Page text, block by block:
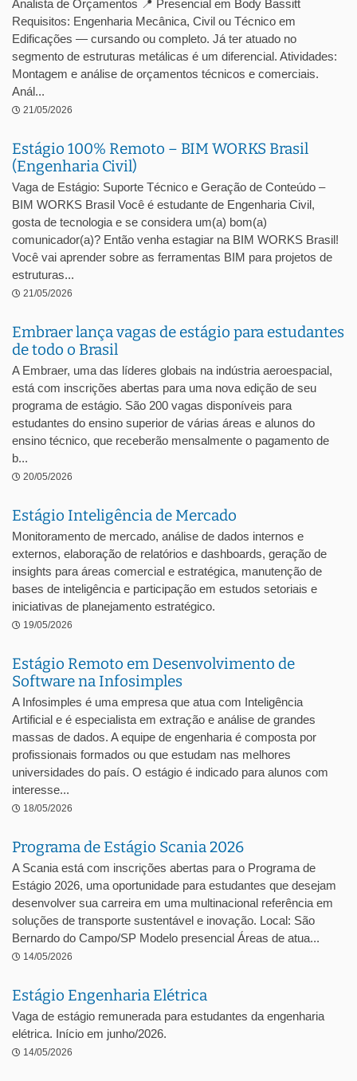
Analista de Orçamentos 📍 Presencial em Body Bassitt
Requisitos: Engenharia Mecânica, Civil ou Técnico em
Edificações — cursando ou completo. Já ter atuado no
segmento de estruturas metálicas é um diferencial. Atividades:
Montagem e análise de orçamentos técnicos e comerciais.
Anál...
21/05/2026
Estágio 100% Remoto – BIM WORKS Brasil
(Engenharia Civil)
Vaga de Estágio: Suporte Técnico e Geração de Conteúdo –
BIM WORKS Brasil Você é estudante de Engenharia Civil,
gosta de tecnologia e se considera um(a) bom(a)
comunicador(a)? Então venha estagiar na BIM WORKS Brasil!
Você vai aprender sobre as ferramentas BIM para projetos de
estruturas...
21/05/2026
Embraer lança vagas de estágio para estudantes
de todo o Brasil
A Embraer, uma das líderes globais na indústria aeroespacial,
está com inscrições abertas para uma nova edição de seu
programa de estágio. São 200 vagas disponíveis para
estudantes do ensino superior de várias áreas e alunos do
ensino técnico, que receberão mensalmente o pagamento de
b...
20/05/2026
Estágio Inteligência de Mercado
Monitoramento de mercado, análise de dados internos e
externos, elaboração de relatórios e dashboards, geração de
insights para áreas comercial e estratégica, manutenção de
bases de inteligência e participação em estudos setoriais e
iniciativas de planejamento estratégico.
19/05/2026
Estágio Remoto em Desenvolvimento de
Software na Infosimples
A Infosimples é uma empresa que atua com Inteligência
Artificial e é especialista em extração e análise de grandes
massas de dados. A equipe de engenharia é composta por
profissionais formados ou que estudam nas melhores
universidades do país. O estágio é indicado para alunos com
interesse...
18/05/2026
Programa de Estágio Scania 2026
A Scania está com inscrições abertas para o Programa de
Estágio 2026, uma oportunidade para estudantes que desejam
desenvolver sua carreira em uma multinacional referência em
soluções de transporte sustentável e inovação. Local: São
Bernardo do Campo/SP Modelo presencial Áreas de atua...
14/05/2026
Estágio Engenharia Elétrica
Vaga de estágio remunerada para estudantes da engenharia
elétrica. Início em junho/2026.
14/05/2026